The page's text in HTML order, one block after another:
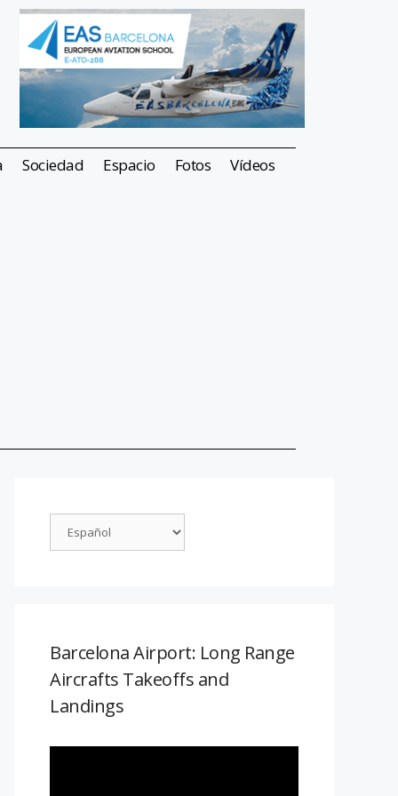
Sociedad Espacio Fotos Vídeos
Barcelona Airport: Long Range
Aircrafts Takeoffs and
Landings